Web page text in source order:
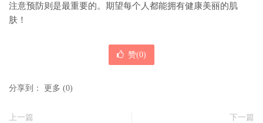
注意预防则是最重要的。期望每个人都能拥有健康美丽的肌
肤！
赞(0)
分享到： 更多 (0)
上一篇
下一篇